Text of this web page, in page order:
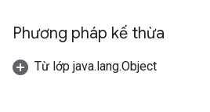
Phương pháp kế thừa
Từ lớp java.lang.Object